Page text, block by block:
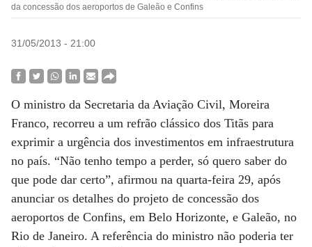
da concessão dos aeroportos de Galeão e Confins
31/05/2013 - 21:00
O ministro da Secretaria da Aviação Civil, Moreira
Franco, recorreu a um refrão clássico dos Titãs para
exprimir a urgência dos investimentos em infraestrutura
no país. “Não tenho tempo a perder, só quero saber do
que pode dar certo”, afirmou na quarta-feira 29, após
anunciar os detalhes do projeto de concessão dos
aeroportos de Confins, em Belo Horizonte, e Galeão, no
Rio de Janeiro. A referência do ministro não poderia ter